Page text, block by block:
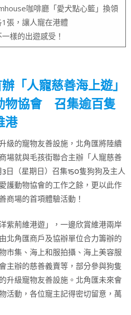
咖啡廳「愛犬點心籃」換領
1張，讓人寵在港體
樣的出遊感受！
「人寵慈善海上遊」
物協會 召集逾百隻
港
級的寵物友善設施，北角匯將陸續
場就與毛孩街聯合主辦「人寵慈善
日（星期日）召集150隻狗狗及主人
護動物協會的工作之餘，更以此作
商場的首項體驗活動！
紫荊維港遊」，一邊欣賞維港兩岸
北角匯商戶及協辦單位合力籌辦的
市集、海上和服拍攝、海上美容服
主辦的慈善義賣等，部分參與狗隻
升級寵物友善設施。北角匯未來會
活動，各位寵主記得密切留意，萬